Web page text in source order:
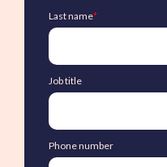
Last name*
Job title
Phone number